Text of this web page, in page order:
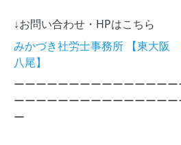
↓お問い合わせ・HPはこちら
みかづき社労士事務所 【東大
八尾】
ーーーーーーーーーーーーーー
ーーーーーーーーーーーーーー
ー